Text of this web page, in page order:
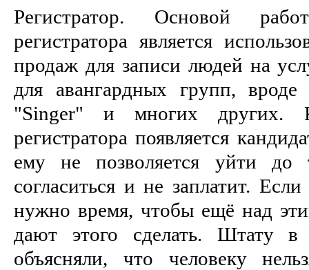
Регистратор. Основой
регистратора является
продаж для записи людей на
для авангардных групп,
"Singer" и многих других.
регистратора появляется
ему не позволяется уйти
согласиться и не заплатит.
нужно время, чтобы ещё над
дают этого сделать. Штату в
объясняли, что человеку